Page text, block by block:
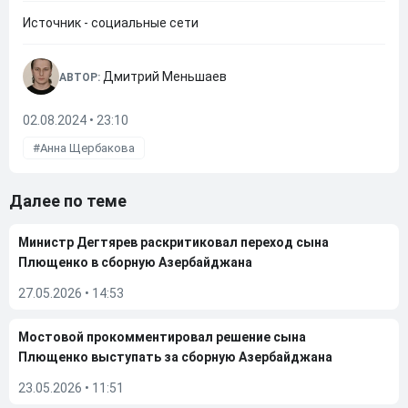
Источник - социальные сети
АВТОР: Дмитрий Меньшаев
02.08.2024 • 23:10
Анна Щербакова
Далее по теме
Министр Дегтярев раскритиковал переход сына
Плющенко в сборную Азербайджана
27.05.2026 • 14:53
Мостовой прокомментировал решение сына
Плющенко выступать за сборную Азербайджана
23.05.2026 • 11:51